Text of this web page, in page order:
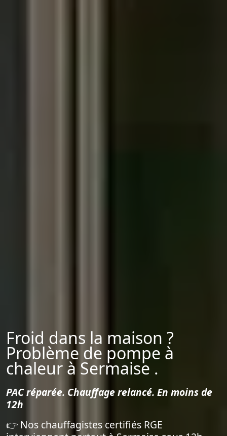
Froid dans la maison ?
Problème de pompe à
chaleur à Sermaise .
PAC réparée. Chauffage relancé. En moins de
12h
👉 Nos chauffagistes certifiés RGE